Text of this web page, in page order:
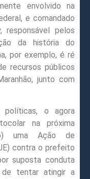
envolvido na
e comandado
responsável pelos
da história do
por exemplo, é ré
recursos públicos
junto com
políticas, o agora
na próxima
uma Ação de
contra o prefeito
suposta conduta
de tentar atingir a